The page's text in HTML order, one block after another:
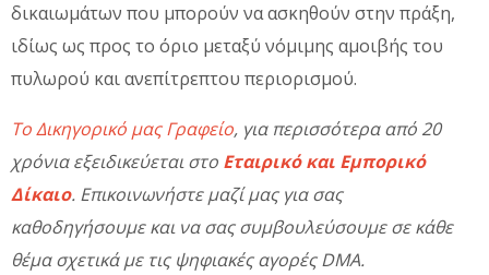
δικαιωμάτων που μπορούν να ασκηθούν στην πράξη,
ιδίως ως προς το όριο μεταξύ νόμιμης αμοιβής του
πυλωρού και ανεπίτρεπτου περιορισμού.
Το Δικηγορικό μας Γραφείο, για περισσότερα από 20
χρόνια εξειδικεύεται στο Εταιρικό και Εμπορικό
Δίκαιο. Επικοινωνήστε μαζί μας για σας
καθοδηγήσουμε και να σας συμβουλεύσουμε σε κάθε
θέμα σχετικά με τις ψηφιακές αγορές DMA.